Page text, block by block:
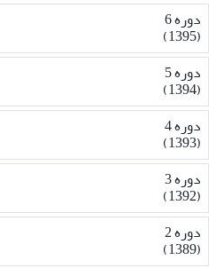
دوره 6
(1395)
دوره 5
(1394)
دوره 4
(1393)
دوره 3
(1392)
دوره 2
(1389)